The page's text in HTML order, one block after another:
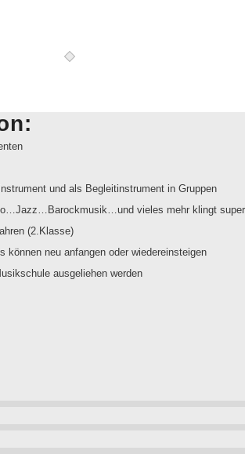
und als Begleitinstrument in Gruppen
vieles mehr klingt super
(2.Klasse)
können neu anfangen oder wiedereinsteigen
ausgeliehen werden